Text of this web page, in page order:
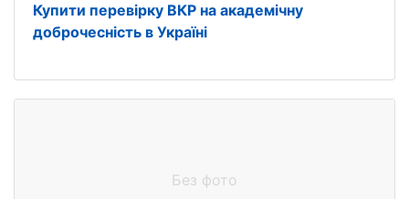
Купити перевірку ВКР на академічну
доброчесність в Україні
Без фото